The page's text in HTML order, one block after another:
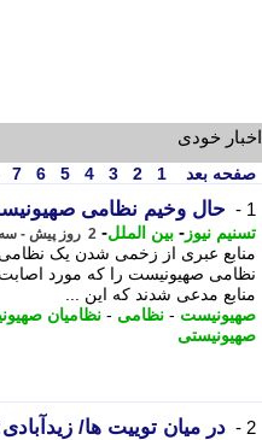
اخبار خودی
صفحه بعد 1
2
3
4
5
6
7
1 - حال وخیم نظامی
تسنیم نیوز - بین الملل- 2 روز پیش - سه شنبه 13 مرداد 1405، 23:20
منابع عبری از زخمی شدن یک
نظامی صهیونیست را که مورد
منابع مدعی شدند که این ...
صهیونیست - نظامی - نظامیان
صهیونیستی
2 -
در میان توییت ها/